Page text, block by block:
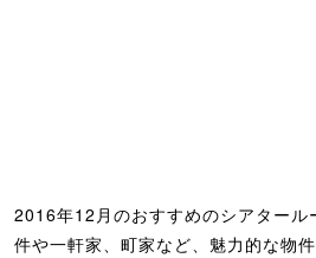
2016年12月のおすすめのシアタール
件や一軒家、町家など、魅力的な物